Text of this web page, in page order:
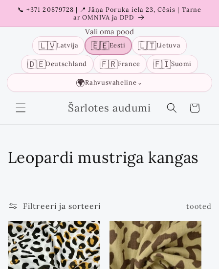
sisu
📞 +371 20879728 | 📍 Jāņa Poruka iela 23, Cēsis | Tarne
ar OMNIVA ja DPD
Vali oma pood
🇱🇻Latvija 🇪🇪Eesti 🇱🇹Lietuva
🇩🇪Deutschland 🇫🇷France 🇫🇮Suomi
🌍Rahvusvaheline ⌄
Šarlotes audumi Ostukorv
K
u
m
i
Leopardi mustriga kangas
Filtreeri ja sorteeri tooted